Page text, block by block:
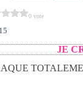
0 vote
JE